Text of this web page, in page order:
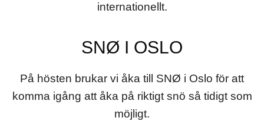
internationellt.
SNØ I OSLO
På hösten brukar vi åka till SNØ i Oslo för att
komma igång att åka på riktigt snö så tidigt som
möjligt.